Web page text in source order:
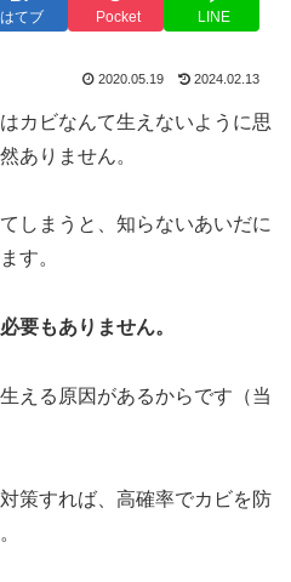
はてブ Pocket LINE
2020.05.19 2024.02.13
カビなんて生えないように思
ありません。
しまうと、知らないあいだに
す。
要もありません。
える原因があるからです（当
策すれば、高確率でカビを防